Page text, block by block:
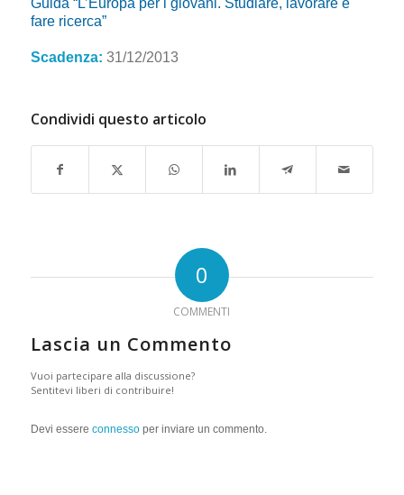
Guida “L’Europa per i giovani. Studiare, lavorare e
fare ricerca”
Scadenza: 31/12/2013
Condividi questo articolo
0
COMMENTI
Lascia un Commento
Vuoi partecipare alla discussione?
Sentitevi liberi di contribuire!
Devi essere connessoper inviare un commento.